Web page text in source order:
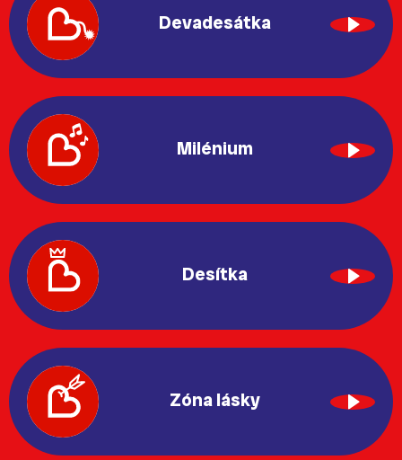
Devadesátka
Milénium
Desítka
Zóna lásky